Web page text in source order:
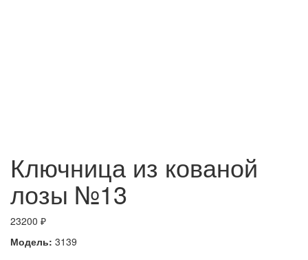
Ключница из кованой
лозы №13
23200 ₽
Модель: 3139